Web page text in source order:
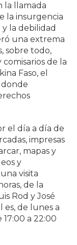
la llamada
la insurgencia
y la debilidad
una extrema
sobre todo,
de la
Faso, el
el día a día de
impresas
mapas y
y
visita
de la
Rod y José
es, de lunes a
17:00 a 22:00